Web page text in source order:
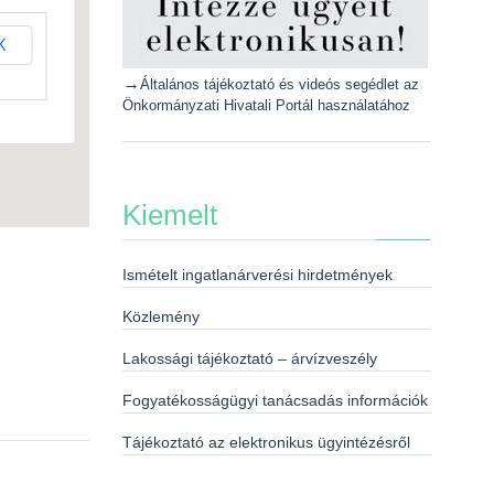
→ Általános tájékoztató és videós segédlet az
Önkormányzati Hivatali Portál használatához
Kiemelt
Ismételt ingatlanárverési hirdetmények
Közlemény
Lakossági tájékoztató – árvízveszély
Fogyatékosságügyi tanácsadás információk
Tájékoztató az elektronikus ügyintézésről